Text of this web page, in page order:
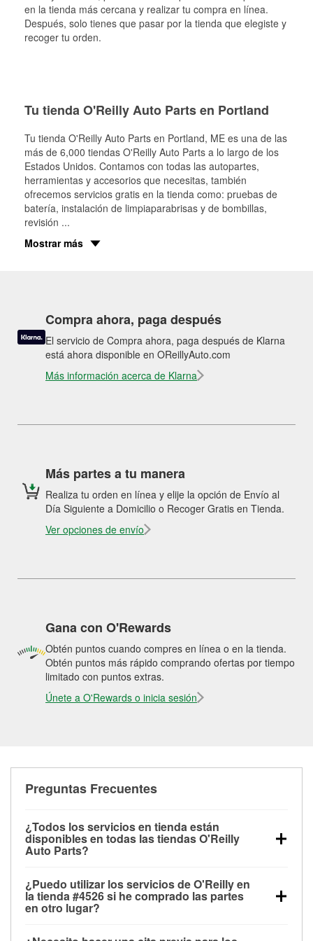
en la tienda más cercana y realizar tu compra en línea.
Después, solo tienes que pasar por la tienda que elegiste y
recoger tu orden.
Tu tienda O'Reilly Auto Parts en Portland
Tu tienda O'Reilly Auto Parts en Portland, ME es una de las
más de 6,000 tiendas O'Reilly Auto Parts a lo largo de los
Estados Unidos. Contamos con todas las autopartes,
herramientas y accesorios que necesitas, también
ofrecemos servicios gratis en la tienda como: pruebas de
batería, instalación de limpiaparabrisas y de bombillas,
revisión ...
Mostrar más
Compra ahora, paga después
El servicio de Compra ahora, paga después de Klarna
está ahora disponible en OReillyAuto.com
Más información acerca de Klarna
Más partes a tu manera
Realiza tu orden en línea y elije la opción de Envío al
Día Siguiente a Domicilio o Recoger Gratis en Tienda.
Ver opciones de envío
Gana con O'Rewards
Obtén puntos cuando compres en línea o en la tienda.
Obtén puntos más rápido comprando ofertas por tiempo
limitado con puntos extras.
Únete a O'Rewards o inicia sesión
Preguntas Frecuentes
¿Todos los servicios en tienda están
disponibles en todas las tiendas O'Reilly
Auto Parts?
las pruebas de batería, pruebas de alternador y
motor de arranque, revisión de la luz “Check Engine”
con O'Reilly VeriScan® e instalación de
limpiaparabrisas o bombillas, están disponibles en
¿Puedo utilizar los servicios de O'Reilly en
la tienda #4526 si he comprado las partes
en otro lugar?